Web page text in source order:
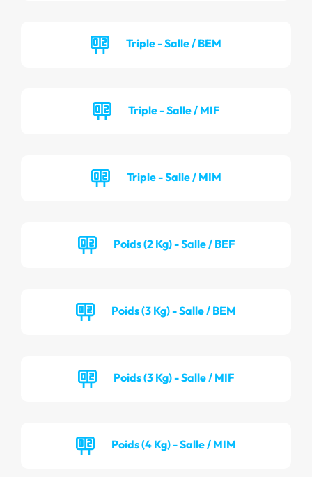
Triple - Salle / BEM
Triple - Salle / MIF
Triple - Salle / MIM
Poids (2 Kg) - Salle / BEF
Poids (3 Kg) - Salle / BEM
Poids (3 Kg) - Salle / MIF
Poids (4 Kg) - Salle / MIM